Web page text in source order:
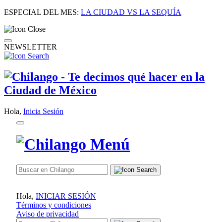
ESPECIAL DEL MES: LA CIUDAD VS LA SEQUÍA
NEWSLETTER
Hola, Inicia Sesión
Hola, INICIAR SESIÓN
Términos y condiciones
Aviso de privacidad